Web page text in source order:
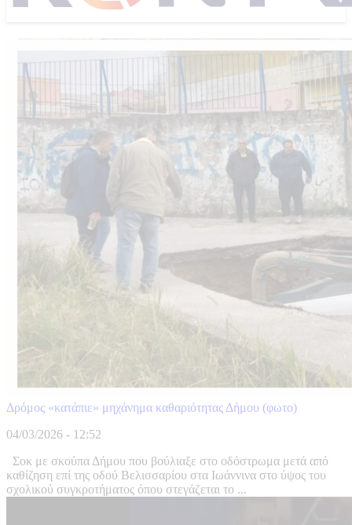
Δρόμος «κατάπιε» μηχάνημα καθαριότητας Δήμου (φωτο)
04/03/2026 - 12:52
Σοκ με σκούπα Δήμου που βούλιαξε στο οδόστρωμα μετά από
καθίζηση επί της οδού Βελισσαρίου στα Ιωάννινα στο ύψος του
σχολικού συγκροτήματος όπου στεγάζεται το ...